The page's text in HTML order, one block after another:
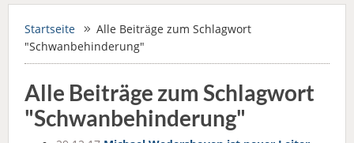
Startseite
Alle Beiträge zum Schlagwort
"Schwanbehinderung"
Alle Beiträge zum Schlagwort
"Schwanbehinderung"